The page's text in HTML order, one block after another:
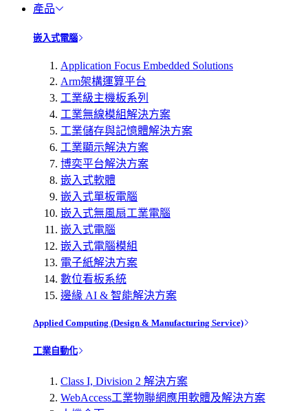
產品
嵌入式電腦
Application Focus Embedded Solutions
Arm架構運算平台
工業級主機板系列
工業無線模組解決方案
工業儲存與記憶體解決方案
工業顯示解決方案
博奕平台解決方案
嵌入式軟體
嵌入式單板電腦
嵌入式無風扇工業電腦
嵌入式電腦
嵌入式電腦模組
電子紙解決方案
數位看板系統
邊緣 AI & 智能解決方案
Applied Computing (Design & Manufacturing Service)
工業自動化
Class I, Division 2 解決方案
WebAccess工業物聯網應用軟體及解決方案